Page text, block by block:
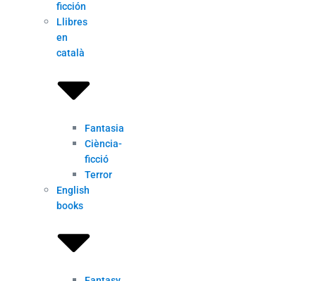
ficción
Llibres
en
català
Fantasia
Ciència-
ficció
Terror
English
books